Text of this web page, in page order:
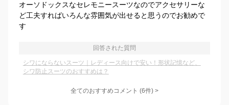
オーソドックスなセレモニースーツなのでアクセサリーな
ど工夫すればいろんな雰囲気が出せると思うのでお勧めで
す
回答された質問
シワにならないスーツ｜レディース向けで安い！形状記憶など、
シワ防止スーツのおすすめは？
全てのおすすめコメント (6件) >